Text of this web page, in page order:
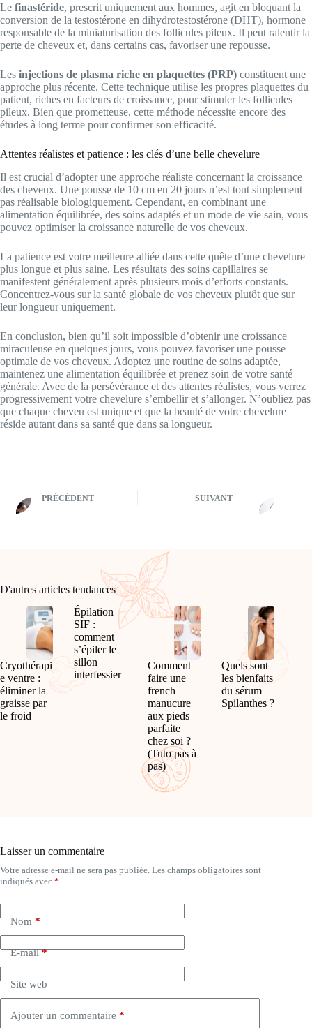
Le finastéride, prescrit uniquement aux hommes, agit en bloquant la
conversion de la testostérone en dihydrotestostérone (DHT), hormone
responsable de la miniaturisation des follicules pileux. Il peut ralentir la
perte de cheveux et, dans certains cas, favoriser une repousse.
Les injections de plasma riche en plaquettes (PRP) constituent une
approche plus récente. Cette technique utilise les propres plaquettes du
patient, riches en facteurs de croissance, pour stimuler les follicules
pileux. Bien que prometteuse, cette méthode nécessite encore des
études à long terme pour confirmer son efficacité.
Attentes réalistes et patience : les clés d’une belle chevelure
Il est crucial d’adopter une approche réaliste concernant la croissance
des cheveux. Une pousse de 10 cm en 20 jours n’est tout simplement
pas réalisable biologiquement. Cependant, en combinant une
alimentation équilibrée, des soins adaptés et un mode de vie sain, vous
pouvez optimiser la croissance naturelle de vos cheveux.
La patience est votre meilleure alliée dans cette quête d’une chevelure
plus longue et plus saine. Les résultats des soins capillaires se
manifestent généralement après plusieurs mois d’efforts constants.
Concentrez-vous sur la santé globale de vos cheveux plutôt que sur
leur longueur uniquement.
En conclusion, bien qu’il soit impossible d’obtenir une croissance
miraculeuse en quelques jours, vous pouvez favoriser une pousse
optimale de vos cheveux. Adoptez une routine de soins adaptée,
maintenez une alimentation équilibrée et prenez soin de votre santé
générale. Avec de la persévérance et des attentes réalistes, vous verrez
progressivement votre chevelure s’embellir et s’allonger. N’oubliez pas
que chaque cheveu est unique et que la beauté de votre chevelure
réside autant dans sa santé que dans sa longueur.
PRÉCÉDENT SUIVANT
D'autres articles tendances
Cryothérapi
e ventre :
éliminer la
graisse par
le froid
Épilation
SIF :
comment
s’épiler le
sillon
interfessier
Comment
faire une
french
manucure
aux pieds
parfaite
chez soi ?
(Tuto pas à
pas)
Quels sont
les bienfaits
du sérum
Spilanthes ?
Laisser un commentaire
Votre adresse e-mail ne sera pas publiée. Les champs obligatoires sont
indiqués avec *
Nom*
E-mail*
Site web
Ajouter un commentaire *
A
l
r
n
a
v
e